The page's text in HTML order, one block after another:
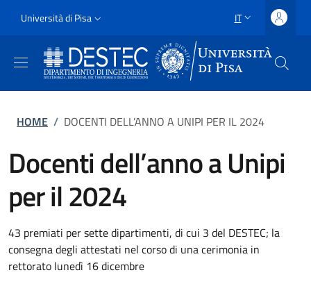
Slim
Università di Pisa SELETTORE
IT
Briciole di pane
HOME / DOCENTI DELL’ANNO A UNIPI PER IL 2024
Docenti dell’anno a Unipi
per il 2024
43 premiati per sette dipartimenti, di cui 3 del DESTEC; la
consegna degli attestati nel corso di una cerimonia in
rettorato lunedì 16 dicembre